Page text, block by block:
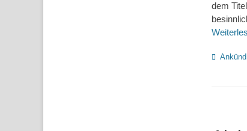
dem
Kategorien